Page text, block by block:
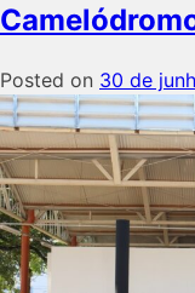
Posted on 30 de